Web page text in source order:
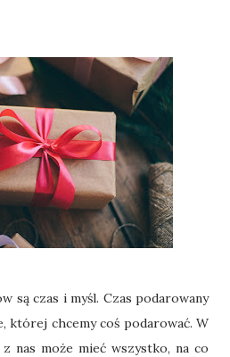
są czas i myśl. Czas podarowany
której chcemy coś podarować. W
nas może mieć wszystko, na co